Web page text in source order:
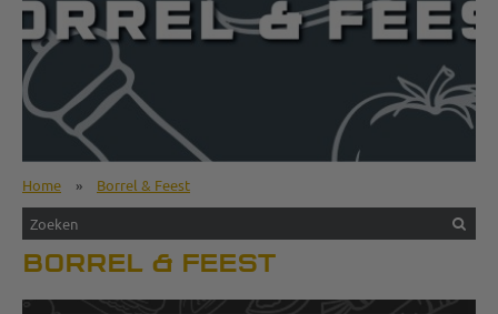
Home » Borrel & Feest
BORREL & FEEST